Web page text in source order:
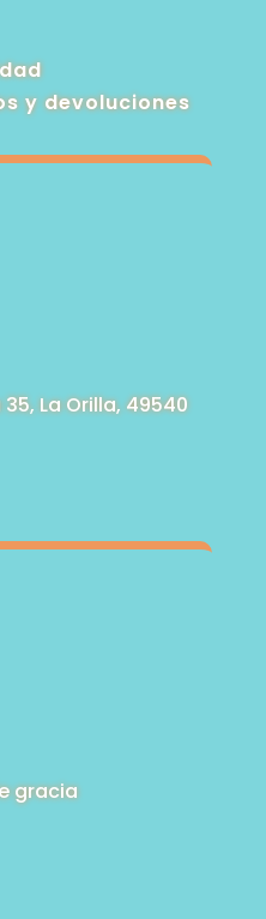
y devoluciones
La Orilla, 49540
gracia